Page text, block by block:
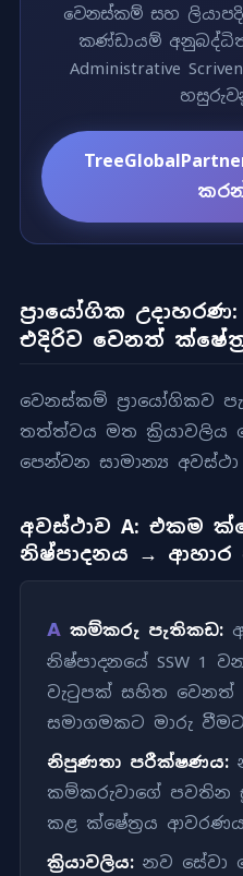
වෙනස්කම් සහ
කණ්ඩායම්
Administrative
ප්‍රායෝගික
එදිරිව වෙනත්
වෙනස්කම් ප්‍රායෝගිකව
තත්ත්වය මත ක්‍රියාවලිය
පෙන්වන සාමාන්‍ය
අවස්ථාව A: එකම
නිෂ්පාදනය → ආහාර
A කම්කරු පැතිකඩ:
නිෂ්පාදනයේ SSW 1
වැටුපක් සහිත වෙනත්
සමාගමකට මාරු
නිපුණතා පරීක්ෂණය:
කම්කරුවාගේ පවතින
කළ ක්ෂේත්‍රය
ක්‍රියාවලිය: නව සේවා